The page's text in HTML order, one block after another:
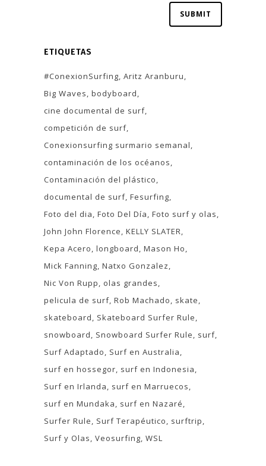
ETIQUETAS
#ConexionSurfing Aritz Aranburu
Big Waves bodyboard
cine documental de surf
competición de surf
Conexionsurfing surmario semanal
contaminación de los océanos
Contaminación del plástico
documental de surf Fesurfing
Foto del dia Foto Del Día Foto surf y olas
John John Florence KELLY SLATER
Kepa Acero longboard Mason Ho
Mick Fanning Natxo Gonzalez
Nic Von Rupp
olas grandes
pelicula de surf Rob Machado
skate
skateboard
Skateboard Surfer Rule
snowboard
Snowboard Surfer Rule
surf
Surf Adaptado
Surf en Australia
surf en hossegor surf en Indonesia
Surf en Irlanda
surf en Marruecos
surf en Mundaka
surf en Nazaré
Surfer Rule
Surf Terapéutico
surftrip
Surf y Olas Veosurfing WSL